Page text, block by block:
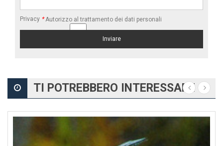
Privacy * Autorizzo al trattamento dei dati personali
TI POTREBBERO INTERESSARE